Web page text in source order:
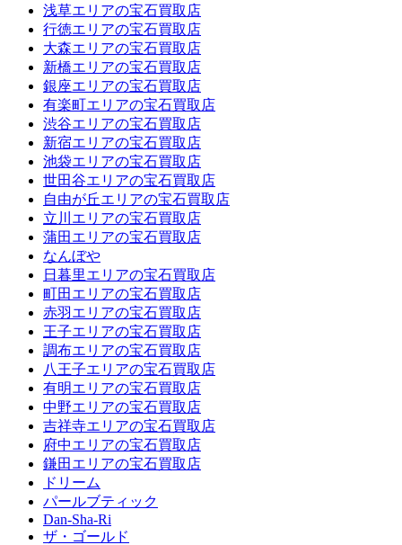
浅草エリアの宝石買取店
行徳エリアの宝石買取店
大森エリアの宝石買取店
新橋エリアの宝石買取店
銀座エリアの宝石買取店
有楽町エリアの宝石買取店
渋谷エリアの宝石買取店
新宿エリアの宝石買取店
池袋エリアの宝石買取店
世田谷エリアの宝石買取店
自由が丘エリアの宝石買取店
立川エリアの宝石買取店
蒲田エリアの宝石買取店
なんぼや
日暮里エリアの宝石買取店
町田エリアの宝石買取店
赤羽エリアの宝石買取店
王子エリアの宝石買取店
調布エリアの宝石買取店
八王子エリアの宝石買取店
有明エリアの宝石買取店
中野エリアの宝石買取店
吉祥寺エリアの宝石買取店
府中エリアの宝石買取店
鎌田エリアの宝石買取店
ドリーム
パールブティック
Dan-Sha-Ri
ザ・ゴールド